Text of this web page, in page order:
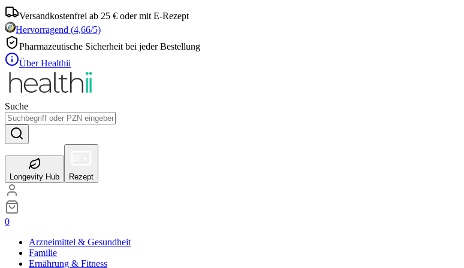
Versandkostenfrei ab 25 € oder mit E-Rezept
Hervorragend (4,66/5)
Pharmazeutische Sicherheit bei jeder Bestellung
Über Healthii
Suche
Longevity Hub Rezept
0
Arzneimittel & Gesundheit
Familie
Ernährung & Fitness